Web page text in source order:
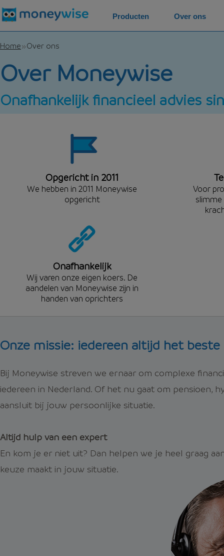
Home Over ons
Over Moneywise
Onafhankelijk financieel advies
Opgericht in 2011
We hebben in 2011 Moneywise
opgericht
Voor
Onafhankelijk
Wij varen onze eigen koers. De
aandelen van Moneywise zijn in
handen van oprichters
Onze missie: iedereen altijd het beste
Bij Moneywise streven we ernaar om complexe
iedereen in Nederland. Of het nu gaat om pensioen,
aansluit bij jouw persoonlijke situatie.
Altijd hulp van een expert
En kom je er niet uit? Dan helpen we je heel graag
keuze maakt in jouw situatie.
Producten Over ons